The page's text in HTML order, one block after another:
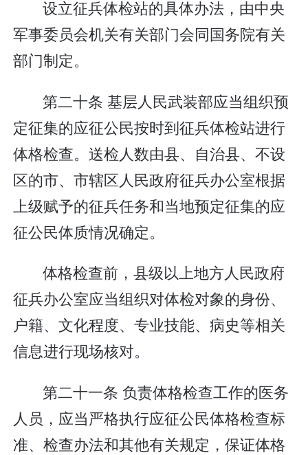
设立征兵体检站的具体办法，由中央
军事委员会机关有关部门会同国务院有关
部门制定。
第二十条 基层人民武装部应当组织预
定征集的应征公民按时到征兵体检站进行
体格检查。送检人数由县、自治县、不设
区的市、市辖区人民政府征兵办公室根据
上级赋予的征兵任务和当地预定征集的应
征公民体质情况确定。
体格检查前，县级以上地方人民政府
征兵办公室应当组织对体检对象的身份、
户籍、文化程度、专业技能、病史等相关
信息进行现场核对。
第二十一条 负责体格检查工作的医务
人员，应当严格执行应征公民体格检查标
准、检查办法和其他有关规定，保证体格